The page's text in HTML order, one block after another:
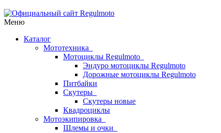
Меню
Каталог
Мототехника
Мотоциклы Regulmoto
Эндуро мотоциклы Regulmoto
Дорожные мотоциклы Regulmoto
Питбайки
Скутеры
Скутеры новые
Квадроциклы
Мотоэкипировка
Шлемы и очки